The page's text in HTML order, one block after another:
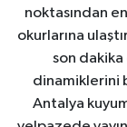
noktasından
okurlarına
son
dinamiklerini
Antalya